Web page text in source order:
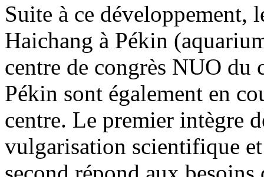
Suite à ce développement,
Haichang à Pékin
centre de congrès NUO du
Pékin sont également en
centre. Le premier intègre
vulgarisation scientifique